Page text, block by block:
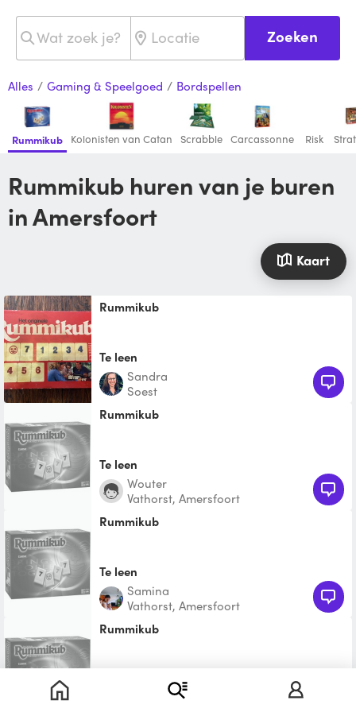
Zoeken
Alles / Gaming & Speelgoed / Bordspellen
Rummikub Kolonisten van Catan Scrabble Carcassonne Risk
Rummikub huren van je buren
in Amersfoort
Kaart
Rummikub
Te leen
Sandra
Soest
Rummikub
Te leen
Wouter
Vathorst, Amersfoort
Rummikub
Te leen
Samina
Vathorst, Amersfoort
rummikub